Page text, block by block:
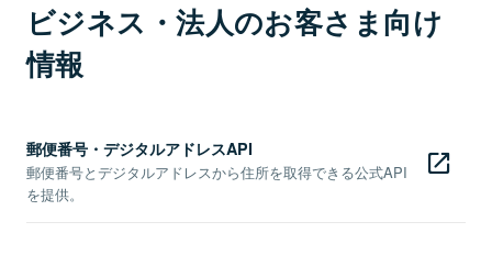
ビジネス・法人のお客さま向け
情報
郵便番号・デジタルアドレスAPI
郵便番号とデジタルアドレスから住所を取得できる公式API
を提供。